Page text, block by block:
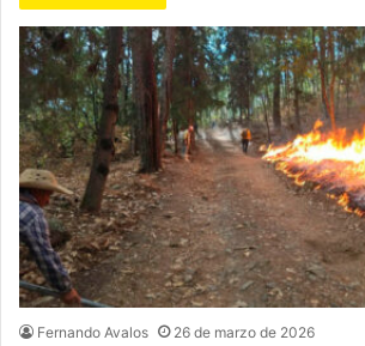
Fernando Avalos 26 de marzo de 2026